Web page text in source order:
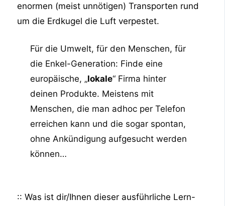
enormen (meist unnötigen) Transporten rund
um die Erdkugel die Luft verpestet.
Für die Umwelt, für den Menschen, für
die Enkel-Generation: Finde eine
europäische, „lokale“ Firma hinter
deinen Produkte. Meistens mit
Menschen, die man adhoc per Telefon
erreichen kann und die sogar spontan,
ohne Ankündigung aufgesucht werden
können…
:: Was ist dir/Ihnen dieser ausführliche Lern-